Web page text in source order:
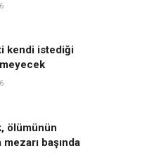
kendi istediği
ölümünün
mezarı başında